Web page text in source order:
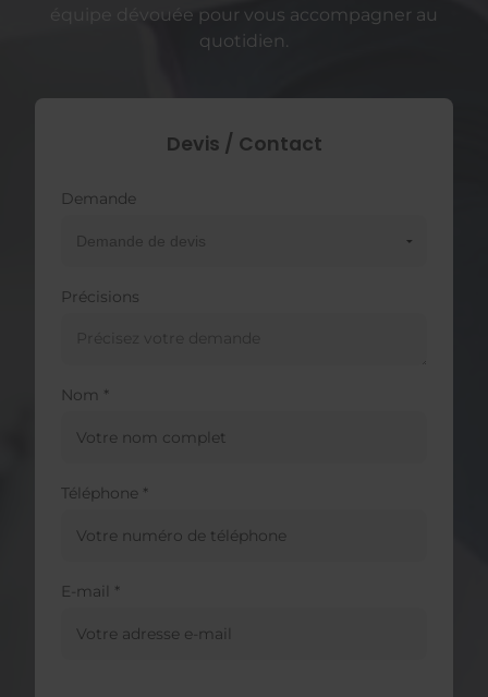
équipe dévouée pour vous accompagner au
quotidien.
Devis / Contact
Demande
Précisions
Nom *
Téléphone *
E-mail *